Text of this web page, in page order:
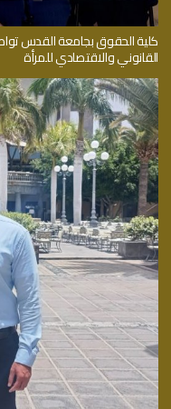
كلية الحقوق بجامعة القدس تواصل
القانوني والاقتصادي للمرأة